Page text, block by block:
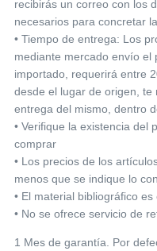
recibirás un correo con los
necesarios para concretar
• Tiempo de entrega: Los
mediante mercado envío el
importado, requerirá entre
desde el lugar de origen,
entrega del mismo, dentro
• Verifique la existencia del
comprar
• Los precios de los
menos que se indique lo
• El material bibliográfico es
• No se ofrece servicio de
1 Mes de garantía. Por